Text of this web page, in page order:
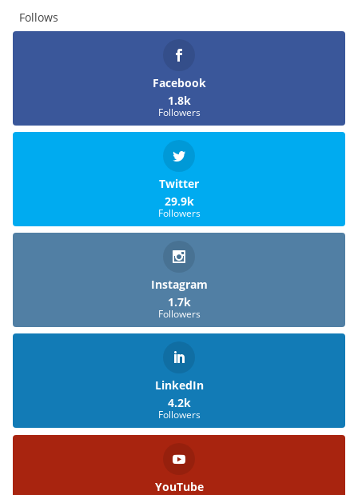
Follows
Facebook
1.8k
Followers
Twitter
29.9k
Followers
Instagram
1.7k
Followers
LinkedIn
4.2k
Followers
YouTube